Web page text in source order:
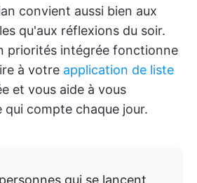
convient aussi bien aux
qu'aux réflexions du soir.
priorités intégrée fonctionne
à votre application de liste
et vous aide à vous
compte chaque jour.
qui se lancent